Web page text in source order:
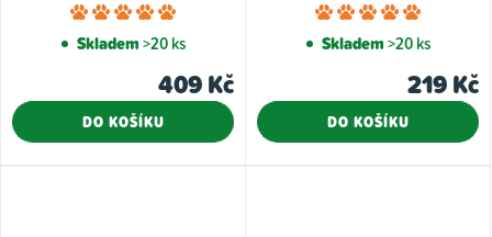
Průměrné
hodnocení
je
z
Skladem>20 ks
409 Kč
DO KOŠÍKU
je
z
Skladem>20 ks
219 Kč
DO KOŠÍKU